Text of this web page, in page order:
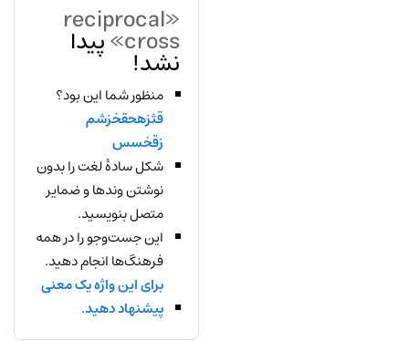
«reciprocal
cross» پیدا
نشد!
منظور شما این بود؟
قثزهحقخزشم
زقخسس
شکل سادهٔ لغت را بدون
نوشتن وندها و ضمایر
متصل بنویسید.
این جست‌وجو را در همه
فرهنگ‌ها انجام دهید.
برای این واژه یک معنی
پیشنهاد دهید.